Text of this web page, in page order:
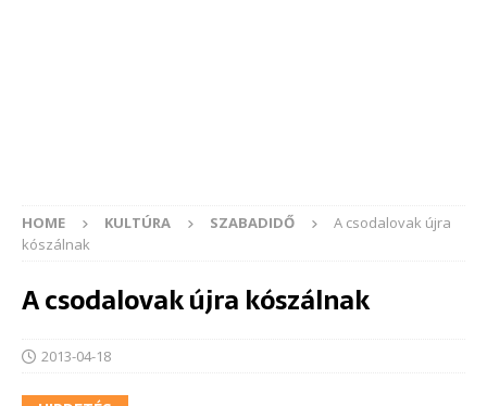
HOME KULTÚRA SZABADIDŐ
A csodalovak újra
kószálnak
A csodalovak újra kószálnak
2013-04-18